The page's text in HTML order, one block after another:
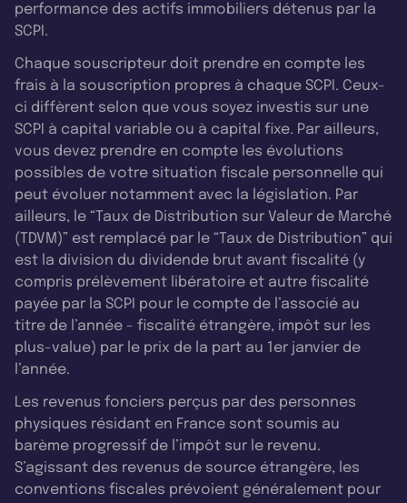
performance des actifs immobiliers détenus par la
SCPI.
Chaque souscripteur doit prendre en compte les
frais à la souscription propres à chaque SCPI. Ceux-
ci diffèrent selon que vous soyez investis sur une
SCPI à capital variable ou à capital fixe. Par ailleurs,
vous devez prendre en compte les évolutions
possibles de votre situation fiscale personnelle qui
peut évoluer notamment avec la législation. Par
ailleurs, le “Taux de Distribution sur Valeur de Marché
(TDVM)” est remplacé par le “Taux de Distribution” qui
est la division du dividende brut avant fiscalité (y
compris prélèvement libératoire et autre fiscalité
payée par la SCPI pour le compte de l’associé au
titre de l’année - fiscalité étrangère, impôt sur les
plus-value) par le prix de la part au 1er janvier de
l’année.
Les revenus fonciers perçus par des personnes
physiques résidant en France sont soumis au
barème progressif de l’impôt sur le revenu.
S’agissant des revenus de source étrangère, les
conventions fiscales prévoient généralement pour